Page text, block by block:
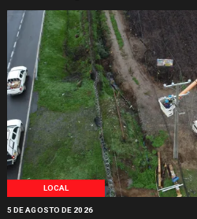
LOCAL
5 DE AGOSTO DE 2026